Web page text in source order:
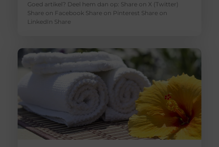
Goed artikel? Deel hem dan op: Share on X (Twitter)
Share on Facebook Share on Pinterest Share on
LinkedIn Share